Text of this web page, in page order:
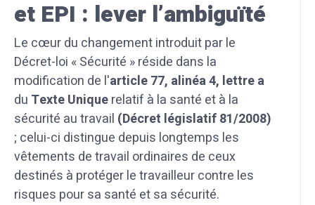
et EPI : lever l’ambiguïté
Le cœur du changement introduit par le
Décret-loi « Sécurité » réside dans la
modification de l'article 77, alinéa 4, lettre a
du Texte Uniquerelatif à la santé et à la
sécurité au travail (Décret législatif 81/2008)
; celui-ci distingue depuis longtemps les
vêtements de travail ordinaires de ceux
destinés à protéger le travailleur contre les
risques pour sa santé et sa sécurité.